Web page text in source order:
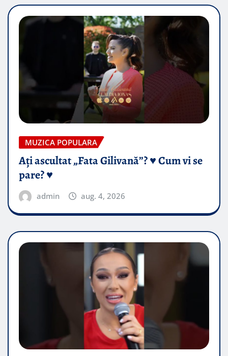
MUZICA POPULARA
Ați ascultat „Fata Gilivană”? ♥️ Cum vi se
pare? ♥️
admin aug. 4, 2026